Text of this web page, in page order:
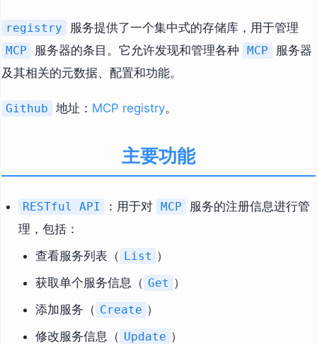
registry 服务提供了一个集中式的存储库，用于管理
MCP 服务器的条目。它允许发现和管理各种 MCP
服务器
及其相关的元数据、配置和功能。
Github 地址： MCP registry。
主要功能
RESTful API ：用于对 MCP
服务的注册信息进行管
理，包括：
查看服务列表（ List ）
获取单个服务信息（ Get ）
添加服务（ Create ）
修改服务信息（ Update ）